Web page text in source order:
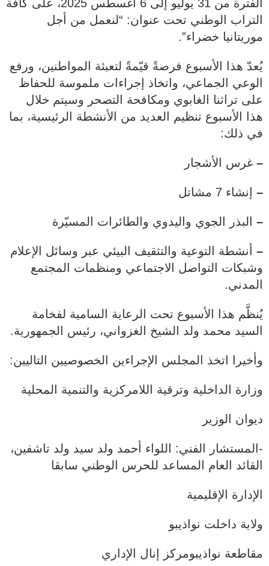
الفترة من 31 يوليو إلى 6 أغسطس 2025، على كافة
التراب الوطني تحت عنوان: “لنعمل من أجل
موريتانيا خضراء”.
يُعدّ هذا الأسبوع فرصةً قيّمةً لتعبئة المواطنين، ورفع
الوعي الجماعي، واتخاذ إجراءات ملموسة للحفاظ
على تراثنا الغابوي ومكافحة التصحر وسيتم خلال
هذا الأسبوع تنظيم العديد من الأنشطة الرئيسية، بما
في ذلك:
– غرس الأشجار
– إنشاء 7 مشاتل
– البذر الجوي واليدوي والطائرات المسيّرة
– أنشطة التوعية والتثقيف البيئي عبر وسائل الإعلام
وشبكات التواصل الاجتماعي ومنظمات المجتمع
المدني.
يُنظَّم هذا الأسبوع تحت الرعاية السامية لفخامة
السيد محمد ولد الشيخ الغزواني، رئيس الجمهورية.
وأخيرا اتخذ المجلس الإجراءين الخصوصيين التاليين:
وزارة الداخلية وترقية اللامركزية والتنمية المحلية
ديوان الوزير
‐المستشار الفني: اللواء أحمد ولد سيد ولد تاشفين،
القائد العام المساعد للحرس الوطني سابقا
الإدارة الإقليمية
ولاية داخلت نواذيبو
مقاطعة نواذيبومركز إنال الإداري